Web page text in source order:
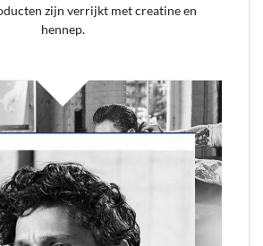
zijn verrijkt met creatine en
hennep.